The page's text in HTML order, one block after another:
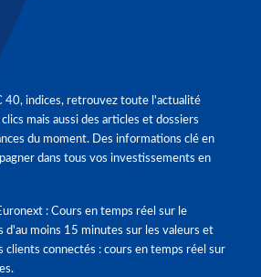
40, indices, retrouvez toute l'actualité
mais aussi des articles et dossiers
du moment. Des informations clé en
dans tous vos investissements en
: Cours en temps réel sur le
d'au moins 15 minutes sur les valeurs et
clients connectés : cours en temps réel sur